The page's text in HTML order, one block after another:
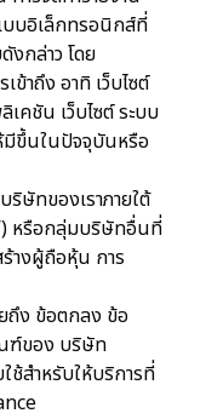
บบอิเล็กทรอนิกส์ที่
งกล่าว โดย
าถึง อาทิ เว็บไซต์
เคชัน เว็บไซต์ ระบบ
มีขึ้นในปัจจุบันหรือ
ษัทของเราภายใต้
หรือกลุ่มบริษัทอื่นที่
างผู้ถือหุ้น การ
ถึง ข้อตกลง ข้อ
ฑ์ของ บริษัท
ช้สำหรับให้บริการที่